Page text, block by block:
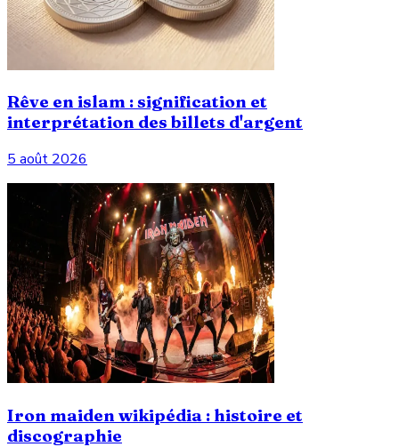
Rêve en islam : signification et
interprétation des billets d'argent
5 août 2026
Iron maiden wikipédia : histoire et
discographie